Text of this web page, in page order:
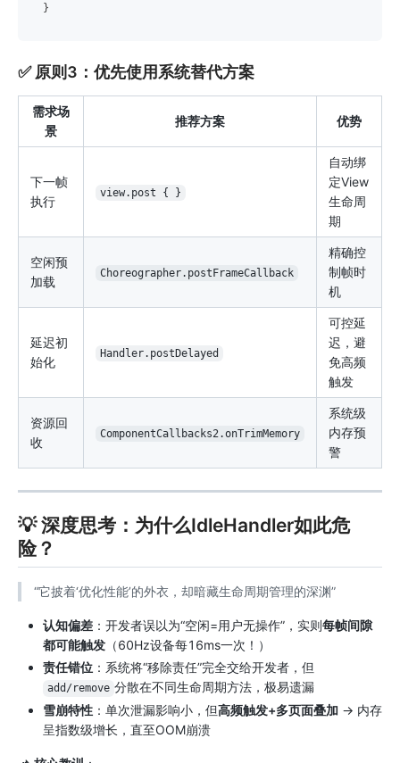
✅ 原则3：优先使用系统替代方案
需求场
景
推荐方案 优势
下一帧
执行
view.post { }
自动绑
定View
生命周
期
空闲预
加载
Choreographer.postFrameCallback
精确控
制帧时
机
延迟初
始化
Handler.postDelayed
可控延
迟，避
免高频
触发
资源回
收
ComponentCallbacks2.onTrimMemory
系统级
内存预
警
💡 深度思考：为什么IdleHandler如此危
险？
“它披着‘优化性能’的外衣，却暗藏生命周期管理的深渊”
认知偏差 ：开发者误以为“空闲=用户无操作”，实则每帧间隙
都可能触发 （60Hz设备每16ms一次！）
责任错位 ：系统将“移除责任”完全交给开发者，但
add/remove 分散在不同生命周期方法，极易遗漏
雪崩特性 ：单次泄漏影响小，但高频触发+多页面叠加 → 内存
呈指数级增长，直至OOM崩溃